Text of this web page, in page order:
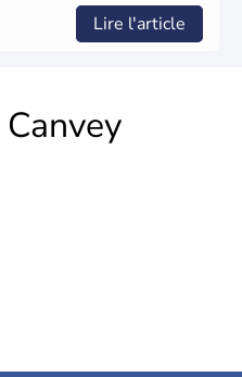
Lire l'article
Canvey